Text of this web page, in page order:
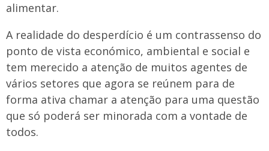
alimentar.
A realidade do desperdício é um contrassenso do
ponto de vista económico, ambiental e social e
tem merecido a atenção de muitos agentes de
vários setores que agora se reúnem para de
forma ativa chamar a atenção para uma questão
que só poderá ser minorada com a vontade de
todos.